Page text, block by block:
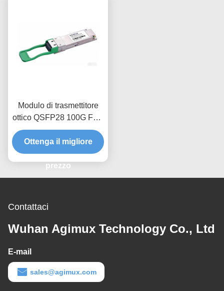
Modulo di trasmettitore
ottico QSFP28 100G FR1
1310nm 2Km
Ottenga il migliore
prezzo
Contattaci
Wuhan Agimux Technology Co., Ltd
E-mail
sales@agimux.com